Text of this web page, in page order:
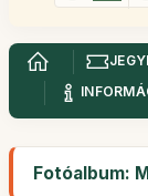
Fotóalbum: